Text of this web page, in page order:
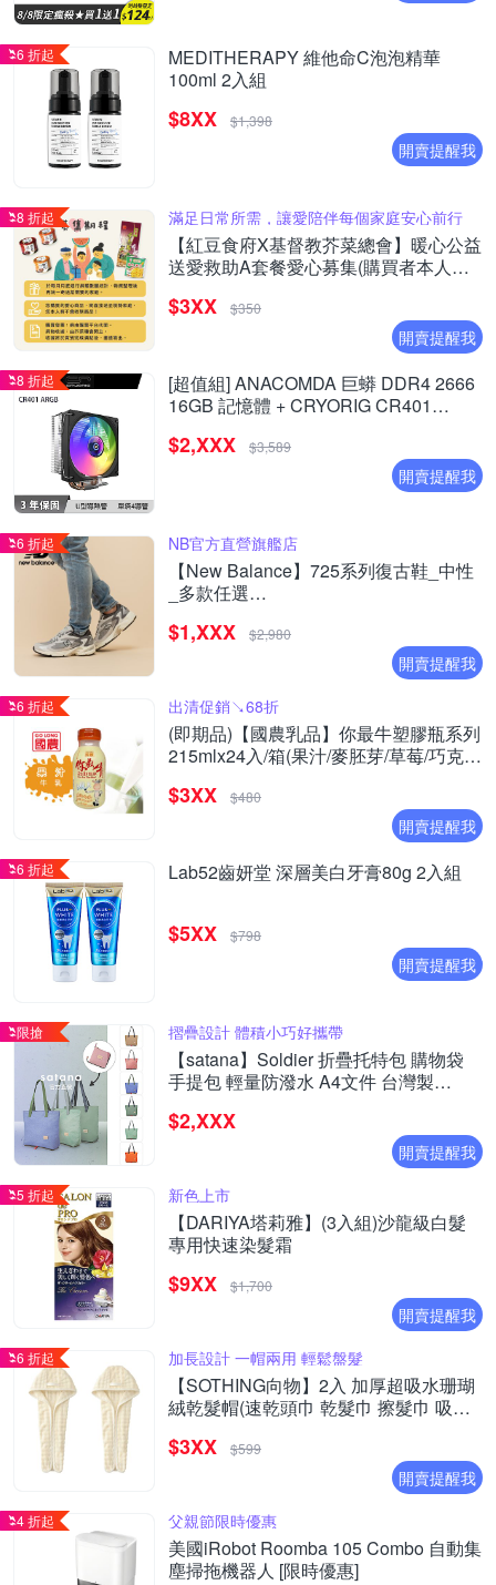
6 折起
MEDITHERAPY 維他命C泡泡精華
100ml 2入組
$8XX $1,398
開賣提醒我
8 折起 滿足日常所需，讓愛陪伴每個家庭安心前行
【紅豆食府X基督教芥菜總會】暖心公益
送愛救助A套餐愛心募集(購買者本人不
$3XX $350
開賣提醒我
8 折起
[超值組] ANACOMDA 巨蟒 DDR4 2666
16GB 記憶體 + CRYORIG CR401
$2,XXX $3,589
開賣提醒我
6 折起 NB官方直營旗艦店
【New Balance】725系列復古鞋_中性
_多款任選
(Y購/網路獨家)
$1,XXX $2,980
開賣提醒我
6 折起 出清促銷↘68折
(即期品)【國農乳品】你最牛塑膠瓶系列
215mlx24入/箱(果汁/麥胚芽/草莓/巧克力
$3XX $480
開賣提醒我
6 折起 Lab52齒妍堂 深層美白牙膏80g 2入組
$5XX $798
開賣提醒我
限搶 摺疊設計 體積小巧好攜帶
【satana】Soldier 折疊托特包 購物袋
手提包 輕量防潑水 A4文件 台灣製
$2,XXX
開賣提醒我
5 折起 新色上市
【DARIYA塔莉雅】(3入組)沙龍級白髮
專用快速染髮霜
$9XX $1,700
開賣提醒我
6 折起 加長設計 一帽兩用 輕鬆盤髮
【SOTHING向物】2入 加厚超吸水珊瑚
絨乾髮帽(速乾頭巾 乾髮巾 擦髮巾 吸水
$3XX $599
開賣提醒我
4 折起 父親節限時優惠
美國iRobot Roomba 105 Combo 自動集
塵掃拖機器人 [限時優惠]